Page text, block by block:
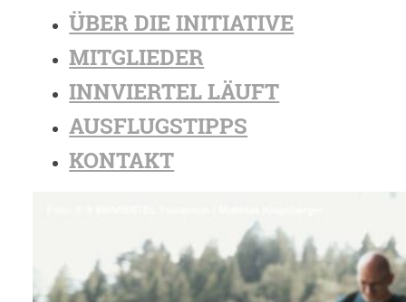
ÜBER DIE INITIATIVE
MITGLIEDER
INNVIERTEL LÄUFT
AUSFLUGSTIPPS
KONTAKT